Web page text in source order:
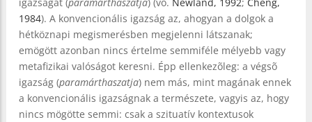
1984). A konvencionális igazság az, ahogyan a dolgok a
hétköznapi megismerésben megjelenni látszanak;
emögött azonban nincs értelme semmiféle mélyebb vagy
metafizikai valóságot keresni. Épp ellenkezõleg: a végsõ
igazság (paramárthaszatja) nem más, mint magának ennek
a konvencionális igazságnak a természete, vagyis az, hogy
nincs mögötte semmi: csak a szituatív kontextusok